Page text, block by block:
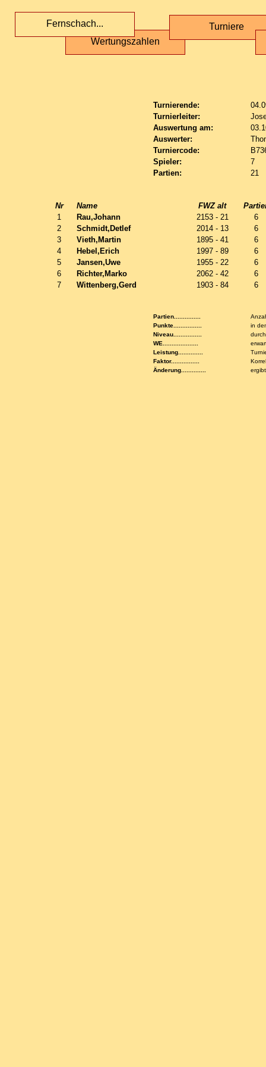
Wertungszahlen
Fernschach... Turniere
Turnierende:
Turnierleiter:
Auswertung am:
Auswerter:
Turniercode:
Spieler:
7
Partien:
21
Nr Name FWZ alt
1
Rau,Johann 2153 - 21
6
2
Schmidt,Detlef 2014 - 13
6
3
Vieth,Martin 1895 - 41
6
4
Hebel,Erich 1997 - 89
6
5
Jansen,Uwe 1955 - 22
6
6
Richter,Marko 2062 - 42
6
7
Wittenberg,Gerd 1903 - 84 6
Partien...............
Punkte................
in
Niveau................
WE....................
Leistung..............
Faktor................
Änderung..............